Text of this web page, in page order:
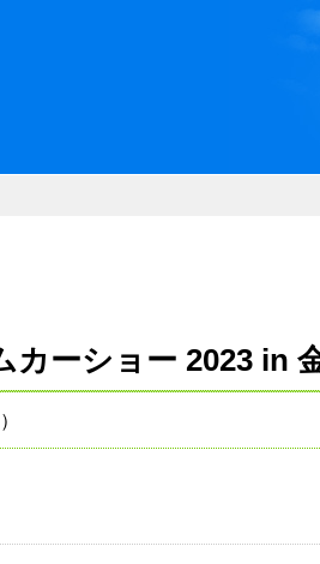
ふれあい公社
カーショー 2023 in